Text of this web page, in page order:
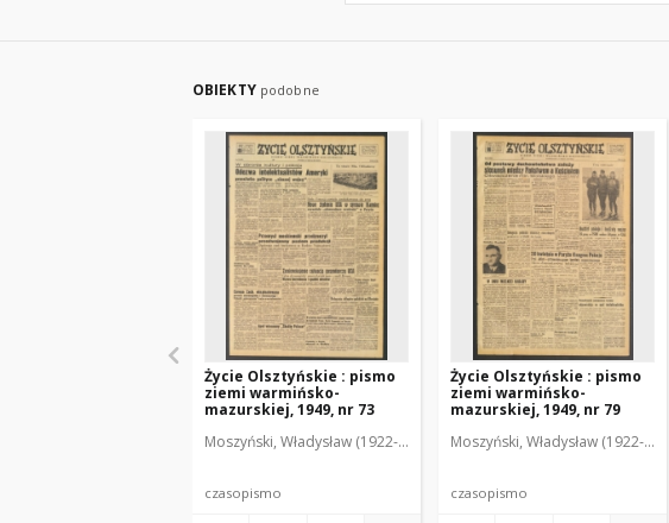
OBIEKTY podobne
Życie Olsztyńskie : pismo
ziemi warmińsko-
mazurskiej, 1949, nr 73
Moszyński, Władysław (1922-2001). Red. Mroczkowski, Włodzimierz
czasopismo
Życie Olsztyńskie : pismo
ziemi warmińsko-
mazurskiej, 1949, nr 79
Moszyński, Władysław (1922-
czasopismo